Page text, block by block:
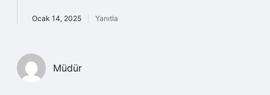
Ocak 14, 2025 Yanıtla
Müdür